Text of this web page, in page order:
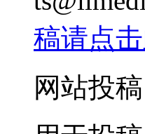
稿请点
网站投稿